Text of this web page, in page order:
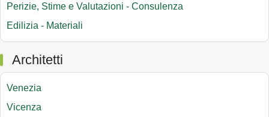
Perizie, Stime e Valutazioni - Consulenza
Edilizia - Materiali
Architetti
Venezia
Vicenza